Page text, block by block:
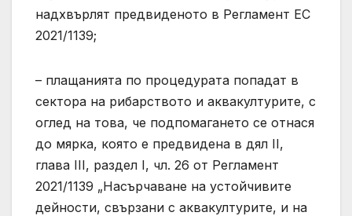
надхвърлят предвиденото в Регламент ЕС
2021/1139;
– плащанията по процедурата попадат в
сектора на рибарството и аквакултурите, с
оглед на това, че подпомагането се отнася
до мярка, която е предвидена в дял II,
глава III, раздел I, чл. 26 от Регламент
2021/1139 „Насърчаване на устойчивите
дейности, свързани с аквакултурите, и на